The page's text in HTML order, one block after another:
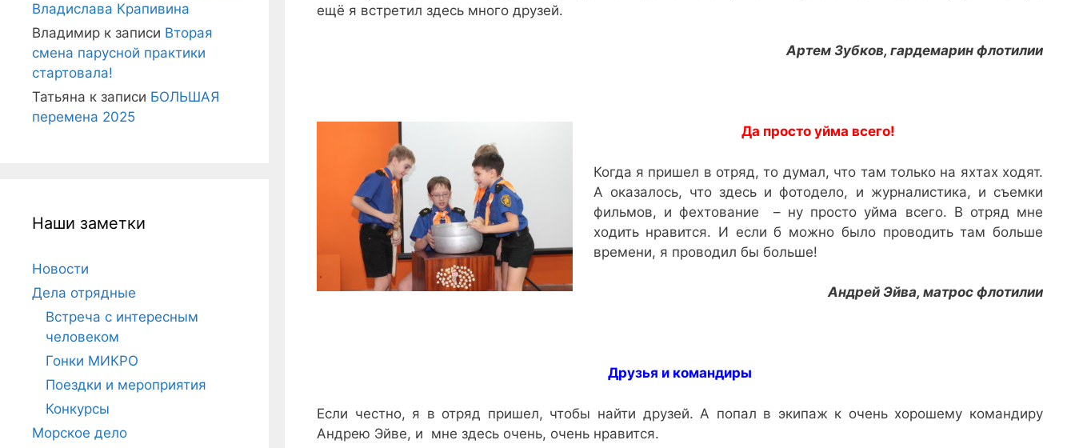
ещё я встретил здесь много друзей.
Артем Зубков, гардемарин флотилии
Да просто уйма всего!
Когда я пришел в отряд, то думал, что там только на яхтах ходят.
А оказалось, что здесь и фотодело, и журналистика, и съемки
фильмов, и фехтование – ну просто уйма всего. В отряд мне
ходить нравится. И если б можно было проводить там больше
времени, я проводил бы больше!
Андрей Эйва, матрос флотилии
Друзья и командиры
Если честно, я в отряд пришел, чтобы найти друзей. А попал в экипаж к очень хорошему командиру
Андрею Эйве, и мне здесь очень, очень нравится.
Владислава Крапивина
Владимир к записи Вторая
смена парусной практики
стартовала!
Татьяна к записи БОЛЬШАЯ
перемена 2025
Наши заметки
Новости
Дела отрядные
Встреча с интересным
человеком
Гонки МИКРО
Поездки и мероприятия
Конкурсы
Морское дело